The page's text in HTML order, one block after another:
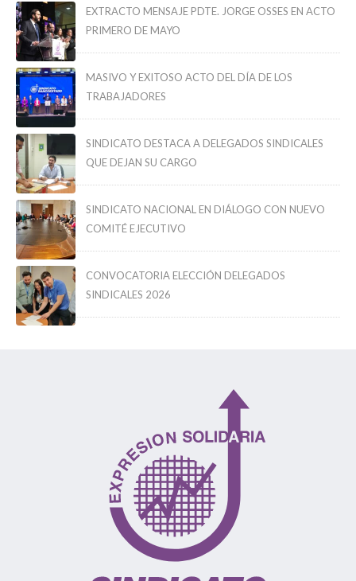
EXTRACTO MENSAJE PDTE. JORGE OSSES EN ACTO
PRIMERO DE MAYO
MASIVO Y EXITOSO ACTO DEL DÍA DE LOS
TRABAJADORES
SINDICATO DESTACA A DELEGADOS SINDICALES
QUE DEJAN SU CARGO
SINDICATO NACIONAL EN DIÁLOGO CON NUEVO
COMITÉ EJECUTIVO
CONVOCATORIA ELECCIÓN DELEGADOS
SINDICALES 2026